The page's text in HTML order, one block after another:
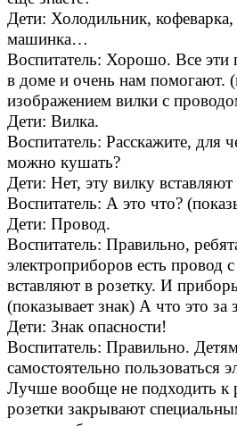
Дети: Холодильник, кофеварка,
машинка…
Воспитатель: Хорошо. Все эти
в доме и очень нам помогают.
изображением вилки с
Дети: Вилка.
Воспитатель: Расскажите, для
можно кушать?
Дети: Нет, эту вилку вставляют
Воспитатель: А это что?
Дети: Провод.
Воспитатель: Правильно,
электроприборов есть провод
вставляют в розетку. И
(показывает знак) А что это за
Дети: Знак опасности!
Воспитатель: Правильно.
самостоятельно пользоваться
Лучше вообще не подходить к
розетки закрывают